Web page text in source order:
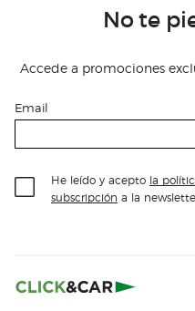
No te
Accede a promociones
Email
He leído y acepto la
subscripción a la